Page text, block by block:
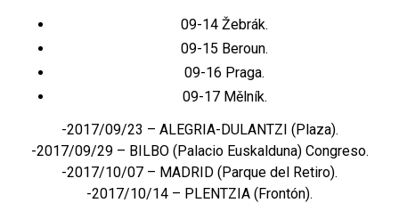
09-14 Žebrák.
09-15 Beroun.
09-16 Praga.
09-17 Mělník.
-2017/09/23 – ALEGRIA-DULANTZI (Plaza).
-2017/09/29 – BILBO (Palacio Euskalduna) Congreso.
-2017/10/07 – MADRID (Parque del Retiro).
-2017/10/14 – PLENTZIA (Frontón).